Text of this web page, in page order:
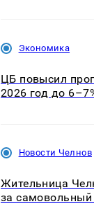
Экономика
ЦБ повысил
2026 год до
Новости Челнов
Жительница
за